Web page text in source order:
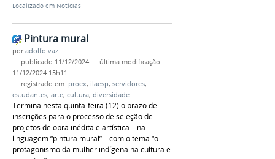
Localizado em Notícias
Pintura mural
poradolfo.vaz
— publicado 11/12/2024 — última modificação
11/12/2024 15h11
— registrado em: proex, ilaesp, servidores,
estudantes, arte, cultura, diversidade
Termina nesta quinta-feira (12) o prazo de
inscrições para o processo de seleção de
projetos de obra inédita e artística – na
linguagem “pintura mural” – com o tema “o
protagonismo da mulher indígena na cultura e